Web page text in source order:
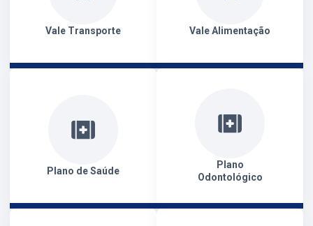
Vale Transporte Vale Alimentação
Plano de Saúde
Plano
Odontológico